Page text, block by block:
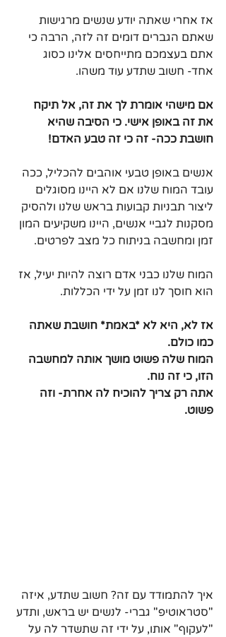
אז אחרי שאתה יודע שנשים מרגישות
שאתם הגברים דומים זה לזה, הרבה כי
אתם בעצמכם מתייחסים אלינו כסוג
אחד- חשוב שתדע עוד משהו.
אם מישהי אומרת לך את זה, אל תיקח
את זה באופן אישי. כי הסיבה שהיא
חושבת ככה- זה כי זה טבע האדם!
אנשים באופן טבעי אוהבים להכליל, ככה
עובד המוח שלנו אם לא היינו מסוגלים
ליצור תבניות קבועות בראש שלנו ולהסיק
מסקנות לגביי אנשים, היינו משקיעים המון
זמן ומחשבה בניתוח כל מצב לפרטים.
המוח שלנו כבני אדם רוצה להיות יעיל, אז
הוא חוסך לנו זמן על ידי הכללות.
אז לא, היא לא *באמת* חושבת שאתה
כמו כולם.
המוח שלה פשוט מושך אותה למחשבה
הזו, כי זה נוח.
אתה רק צריך להוכיח לה אחרת- וזה
פשוט.
איך להתמודד עם זה? חשוב שתדע, איזה
"סטראוטיפ" גברי- לנשים יש בראש, ותדע
"לעקוף" אותו, על ידי זה שתשדר לה על